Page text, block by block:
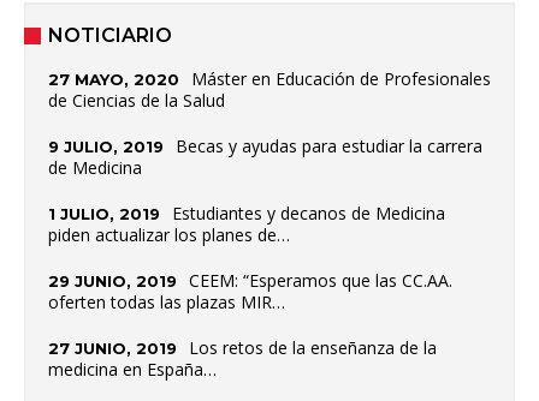
NOTICIARIO
27 MAYO, 2020
Máster en Educación de Profesionales
de Ciencias de la Salud
9 JULIO, 2019
Becas y ayudas para estudiar la carrera
de Medicina
1 JULIO, 2019
Estudiantes y decanos de Medicina
piden actualizar los planes de…
29 JUNIO, 2019
CEEM: “Esperamos que las CC.AA.
oferten todas las plazas MIR…
27 JUNIO, 2019
Los retos de la enseñanza de la
medicina en España…